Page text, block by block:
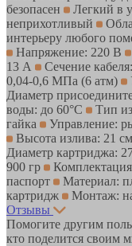
безопасен
Легкий в
неприхотливый
интерьеру любого
Напряжение: 220 В
13 А
Сечение
0,04-0,6 МПа (6 атм)
Диаметр
воды: до 60°C
Тип
гайка
Управление:
Высота излива: 21 см
Диаметр картриджа:
900 гр
паспорт
Материал:
картридж
Монтаж:
Отзывы
Помогите другим
кто поделится своим